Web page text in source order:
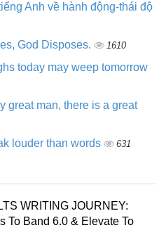
Anh về hành động-thái độ
God Disposes. 1610
today may weep tomorrow
great man, there is a great
louder than words 631
WRITING JOURNEY:
To Band 6.0 & Elevate To